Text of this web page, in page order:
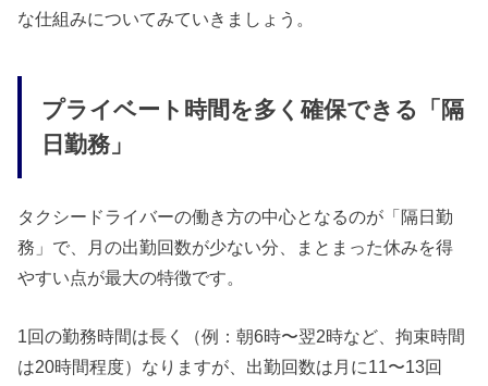
な仕組みについてみていきましょう。
プライベート時間を多く確保できる「隔
日勤務」
タクシードライバーの働き方の中心となるのが「隔日勤
務」で、月の出勤回数が少ない分、まとまった休みを得
やすい点が最大の特徴です。
1回の勤務時間は長く（例：朝6時〜翌2時など、拘束時間
は20時間程度）なりますが、出勤回数は月に11〜13回